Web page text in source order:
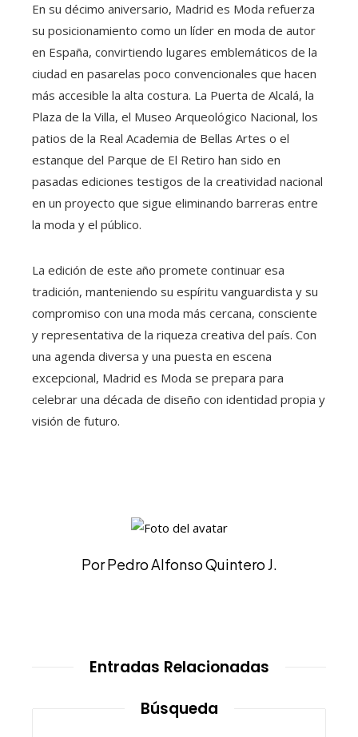
En su décimo aniversario, Madrid es Moda refuerza
su posicionamiento como un líder en moda de autor
en España, convirtiendo lugares emblemáticos de la
ciudad en pasarelas poco convencionales que hacen
más accesible la alta costura. La Puerta de Alcalá, la
Plaza de la Villa, el Museo Arqueológico Nacional, los
patios de la Real Academia de Bellas Artes o el
estanque del Parque de El Retiro han sido en
pasadas ediciones testigos de la creatividad nacional
en un proyecto que sigue eliminando barreras entre
la moda y el público.
La edición de este año promete continuar esa
tradición, manteniendo su espíritu vanguardista y su
compromiso con una moda más cercana, consciente
y representativa de la riqueza creativa del país. Con
una agenda diversa y una puesta en escena
excepcional, Madrid es Moda se prepara para
celebrar una década de diseño con identidad propia y
visión de futuro.
Por Pedro Alfonso Quintero J.
Entradas Relacionadas
Búsqueda